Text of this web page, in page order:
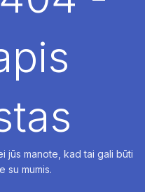
jūs manote, kad tai gali būti
su mumis.